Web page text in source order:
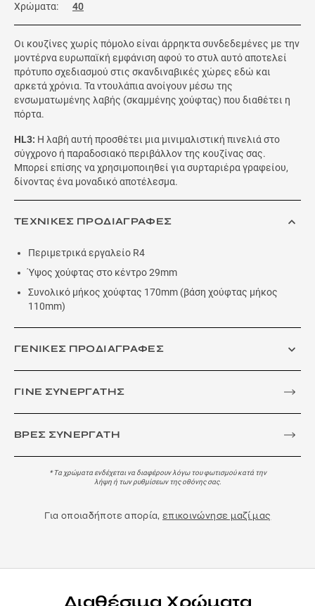
Χρώματα:
40
Οι κουζίνες χωρίς πόμολο είναι άρρηκτα συνδεδεμένες με την
μοντέρνα ευρωπαϊκή εμφάνιση αφού το στυλ αυτό αποτελεί
πρότυπο σχεδιασμού στις σκανδιναβικές χώρες εδώ και
αρκετά χρόνια. Τα ντουλάπια ανοίγουν μέσω της
ενσωματωμένης λαβής (σκαμμένης χούφτας) που διαθέτει η
πόρτα.
HL3: Η λαβή αυτή προσθέτει μια μινιμαλιστική πινελιά στο
σύγχρονο ή παραδοσιακό περιβάλλον της κουζίνας σας.
Μπορεί επίσης να χρησιμοποιηθεί για συρταριέρα γραφείου,
δίνοντας ένα μοναδικό αποτέλεσμα.
ΤΕΧΝΙΚΕΣ ΠΡΟΔΙΑΓΡΑΦΕΣ
Περιμετρικά εργαλείο R4
Ύψος χούφτας στο κέντρο 29mm
Συνολικό μήκος χούφτας 170mm (βάση χούφτας μήκος
110mm)
ΓΕΝΙΚΕΣ ΠΡΟΔΙΑΓΡΑΦΕΣ
ΓΙΝΕ ΣΥΝΕΡΓΑΤΗΣ
ΒΡΕΣ ΣΥΝΕΡΓΑΤΗ
* Τα χρώματα ενδέχεται να διαφέρουν λόγω του φωτισμού κατά την
λήψη ή των ρυθμίσεων της οθόνης σας.
Για οποιαδήποτε απορία,επικοινώνησε μαζί μας